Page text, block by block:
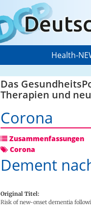
Health-
Das
Therapien und
Corona
Zusammenfassungen
Corona
Dement
Original Titel:
Risk of new-onset dementia